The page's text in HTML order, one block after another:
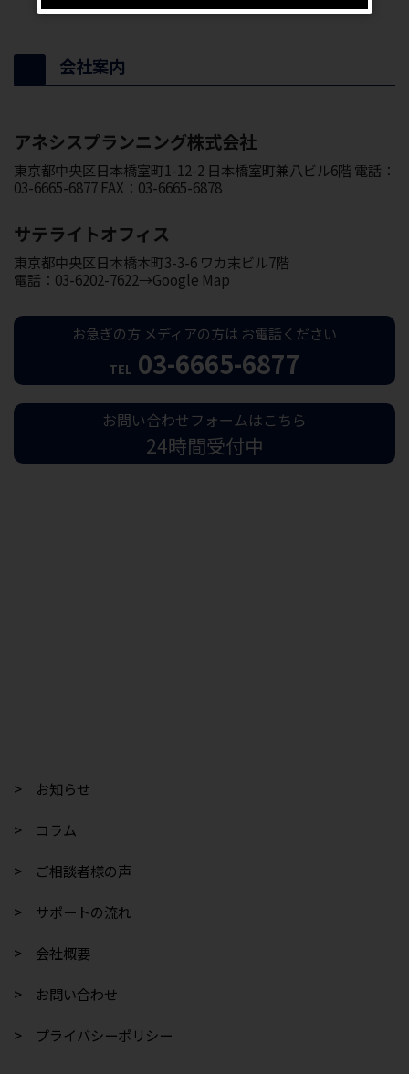
会社案内
アネシスプランニング株式会社
東京都中央区日本橋室町1-12-2 日本橋室町兼八ビル6階 電話：
03-6665-6877 FAX：03-6665-6878
サテライトオフィス
東京都中央区日本橋本町3-3-6 ワカ末ビル7階
電話：03-6202-7622→Google Map
お急ぎの方 メディアの方は お電話ください
TEL 03-6665-6877
お問い合わせフォームはこちら
24時間受付中
> お知らせ
> コラム
> ご相談者様の声
> サポートの流れ
> 会社概要
> お問い合わせ
> プライバシーポリシー